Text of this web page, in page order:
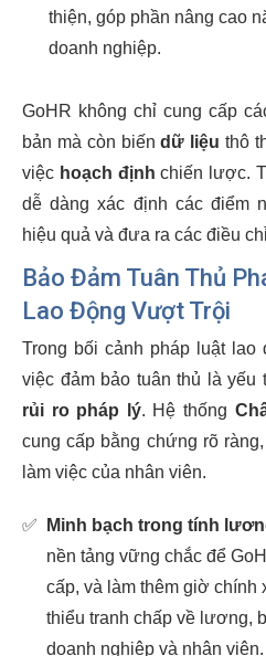
thiện, góp phần nâng cao
doanh nghiệp.
GoHR không chỉ cung cấp
bản mà còn biếndữ liệu thô
việc hoạch định chiến lược.
dễ dàng xác định các điểm
hiệu quả và đưa ra các điều
Bảo Đảm Tuân Thủ
Lao Động Vượt Trội
Trong bối cảnh pháp luật lao
việc đảm bảo tuân thủ là yếu
rủi ro pháp lý. Hệ thống
cung cấp bằng chứng rõ
làm việc của nhân viên.
✅ Minh bạch trong tính
nền tảng vững chắc để
cấp, và làm thêm giờ chính
thiểu tranh chấp về lương,
doanh nghiệp và nhân viên.